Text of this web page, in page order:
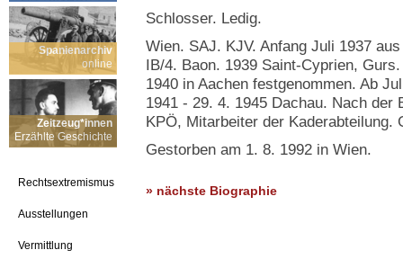
Spanienarchiv
online
Zeitzeug*innen
Erzählte Geschichte
Rechtsextremismus
Ausstellungen
Vermittlung
Schlosser. Ledig.
Wien. SAJ. KJV. Anfang Juli 1937
IB/4. Baon. 1939 Saint-Cyprien,
1940 in Aachen festgenommen. Ab
1941 - 29. 4. 1945 Dachau. Nach der
KPÖ, Mitarbeiter der Kaderabteilung.
Gestorben am 1. 8. 1992 in Wien.
» nächste Biographie